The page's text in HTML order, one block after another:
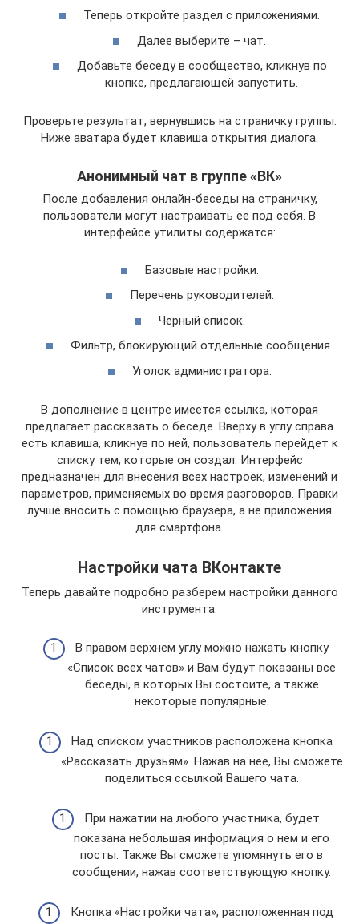
Теперь откройте раздел с приложениями.
Далее выберите – чат.
Добавьте беседу в сообщество, кликнув по
кнопке, предлагающей запустить.
Проверьте результат, вернувшись на страничку группы.
Ниже аватара будет клавиша открытия диалога.
Анонимный чат в группе «ВК»
После добавления онлайн-беседы на страничку,
пользователи могут настраивать ее под себя. В
интерфейсе утилиты содержатся:
Базовые настройки.
Перечень руководителей.
Черный список.
Фильтр, блокирующий отдельные сообщения.
Уголок администратора.
В дополнение в центре имеется ссылка, которая
предлагает рассказать о беседе. Вверху в углу справа
есть клавиша, кликнув по ней, пользователь перейдет к
списку тем, которые он создал. Интерфейс
предназначен для внесения всех настроек, изменений и
параметров, применяемых во время разговоров. Правки
лучше вносить с помощью браузера, а не приложения
для смартфона.
Настройки чата ВКонтакте
Теперь давайте подробно разберем настройки данного
инструмента:
В правом верхнем углу можно нажать кнопку
«Список всех чатов» и Вам будут показаны все
беседы, в которых Вы состоите, а также
некоторые популярные.
Над списком участников расположена кнопка
«Рассказать друзьям». Нажав на нее, Вы сможете
поделиться ссылкой Вашего чата.
При нажатии на любого участника, будет
показана небольшая информация о нем и его
посты. Также Вы сможете упомянуть его в
сообщении, нажав соответствующую кнопку.
Кнопка «Настройки чата», расположенная под